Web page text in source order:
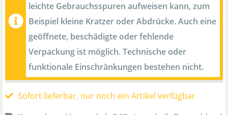
leichte Gebrauchsspuren aufweisen kann, zum
Beispiel kleine Kratzer oder Abdrücke. Auch eine
geöffnete, beschädigte oder fehlende
Verpackung ist möglich. Technische oder
funktionale Einschränkungen bestehen nicht.
Sofort lieferbar, nur noch ein Artikel verfügbar